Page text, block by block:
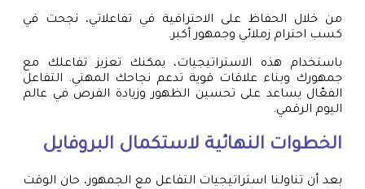
من خلال الحفاظ على الاحترافية في تفاعلاتي، نجحت في
كسب احترام زملائي وجمهور أكبر.
باستخدام هذه الاستراتيجيات، يمكنك تعزيز تفاعلك مع
جمهورك وبناء علاقات قوية تدعم نجاحك المهني. التفاعل
الفعّال يساعد على تحسين الظهور وزيادة الفرص في عالم
اليوم الرقمي.
الخطوات النهائية لاستكمال البروفايل
بعد أن تناولنا استراتيجيات التفاعل مع الجمهور، حان الوقت